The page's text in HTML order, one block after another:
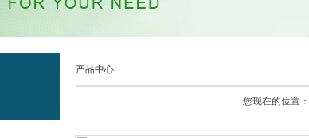
产品中心
您现在的位置：